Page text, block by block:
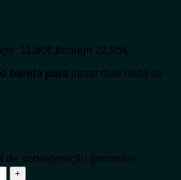
11,60€ through 22,95€
banda para juntar dois rolos de
de sobreposição geotextile